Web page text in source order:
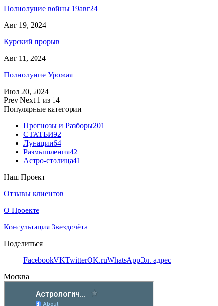
Полнолуние войны 19авг24
Авг 19, 2024
Курский прорыв
Авг 11, 2024
Полнолуние Урожая
Июл 20, 2024
Prev Next 1 из 14
Популярные категории
Прогнозы и Разборы201
СТАТЬИ92
Лунации64
Размышления42
Астро-столица41
Наш Проект
Отзывы клиентов
О Проекте
Консультация Звездочёта
Поделиться
FacebookVKTwitterOK.ruWhatsAppЭл. адрес
Москва